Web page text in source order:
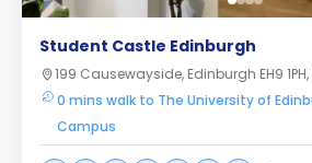
Student Castle Edinburgh
199 Causewayside, Edinburgh EH9 1PH,
0 mins walk to The University of
Campus